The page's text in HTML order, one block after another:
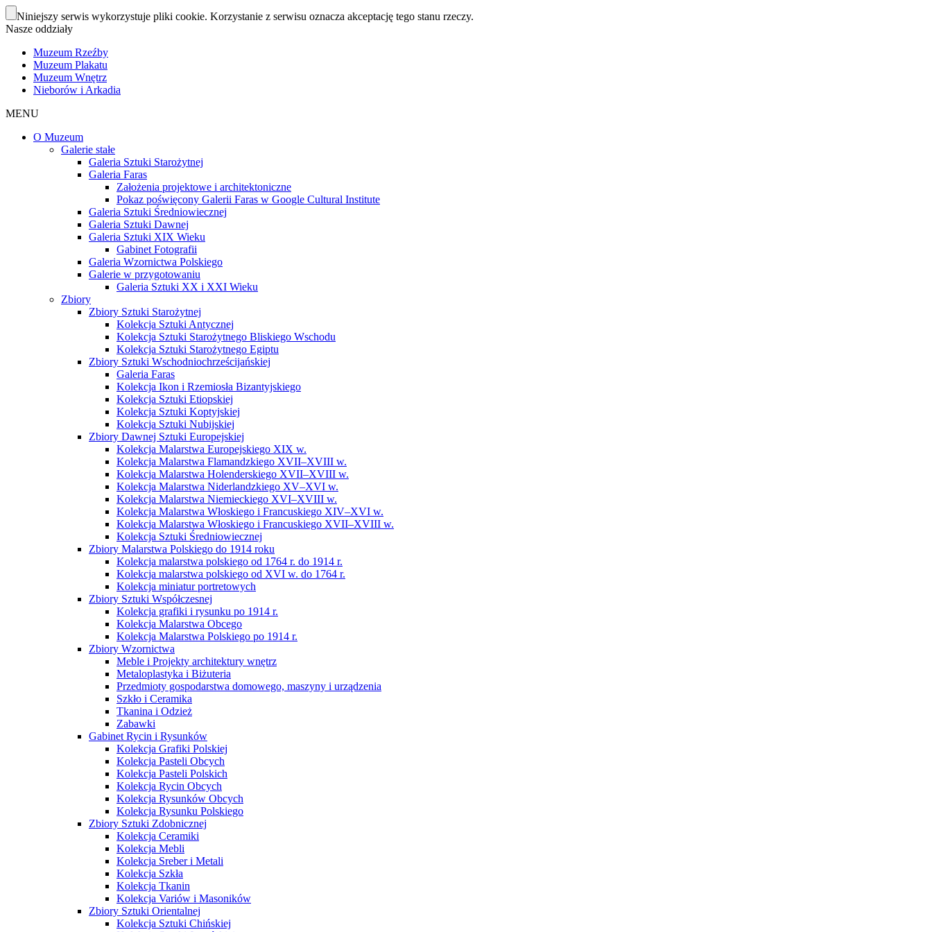
Niniejszy serwis wykorzystuje pliki cookie. Korzystanie z serwisu oznacza akceptację tego stanu rzeczy.
Nasze oddziały
Muzeum Rzeźby
Muzeum Plakatu
Muzeum Wnętrz
Nieborów i Arkadia
MENU
O Muzeum
Galerie stałe
Galeria Sztuki Starożytnej
Galeria Faras
Założenia projektowe i architektoniczne
Pokaz poświęcony Galerii Faras w Google Cultural Institute
Galeria Sztuki Średniowiecznej
Galeria Sztuki Dawnej
Galeria Sztuki XIX Wieku
Gabinet Fotografii
Galeria Wzornictwa Polskiego
Galerie w przygotowaniu
Galeria Sztuki XX i XXI Wieku
Zbiory
Zbiory Sztuki Starożytnej
Kolekcja Sztuki Antycznej
Kolekcja Sztuki Starożytnego Bliskiego Wschodu
Kolekcja Sztuki Starożytnego Egiptu
Zbiory Sztuki Wschodniochrześcijańskiej
Galeria Faras
Kolekcja Ikon i Rzemiosła Bizantyjskiego
Kolekcja Sztuki Etiopskiej
Kolekcja Sztuki Koptyjskiej
Kolekcja Sztuki Nubijskiej
Zbiory Dawnej Sztuki Europejskiej
Kolekcja Malarstwa Europejskiego XIX w.
Kolekcja Malarstwa Flamandzkiego XVII–XVIII w.
Kolekcja Malarstwa Holenderskiego XVII–XVIII w.
Kolekcja Malarstwa Niderlandzkiego XV–XVI w.
Kolekcja Malarstwa Niemieckiego XVI–XVIII w.
Kolekcja Malarstwa Włoskiego i Francuskiego XIV–XVI w.
Kolekcja Malarstwa Włoskiego i Francuskiego XVII–XVIII w.
Kolekcja Sztuki Średniowiecznej
Zbiory Malarstwa Polskiego do 1914 roku
Kolekcja malarstwa polskiego od 1764 r. do 1914 r.
Kolekcja malarstwa polskiego od XVI w. do 1764 r.
Kolekcja miniatur portretowych
Zbiory Sztuki Współczesnej
Kolekcja grafiki i rysunku po 1914 r.
Kolekcja Malarstwa Obcego
Kolekcja Malarstwa Polskiego po 1914 r.
Zbiory Wzornictwa
Meble i Projekty architektury wnętrz
Metaloplastyka i Biżuteria
Przedmioty gospodarstwa domowego, maszyny i urządzenia
Szkło i Ceramika
Tkanina i Odzież
Zabawki
Gabinet Rycin i Rysunków
Kolekcja Grafiki Polskiej
Kolekcja Pasteli Obcych
Kolekcja Pasteli Polskich
Kolekcja Rycin Obcych
Kolekcja Rysunków Obcych
Kolekcja Rysunku Polskiego
Zbiory Sztuki Zdobnicznej
Kolekcja Ceramiki
Kolekcja Mebli
Kolekcja Sreber i Metali
Kolekcja Szkła
Kolekcja Tkanin
Kolekcja Variów i Masoników
Zbiory Sztuki Orientalnej
Kolekcja Sztuki Chińskiej